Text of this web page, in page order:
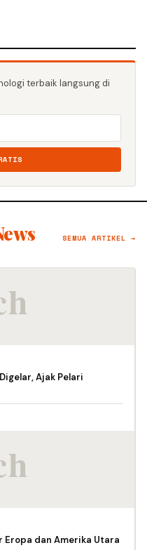
terbaik langsung di
SEMUA ARTIKEL →
Ajak Pelari
Eropa dan Amerika Utara